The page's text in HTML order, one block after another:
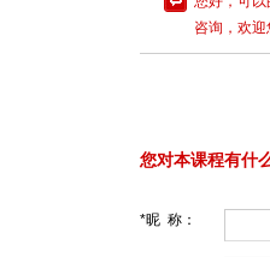
咨询，欢迎
您对本课程有什
*昵 称：